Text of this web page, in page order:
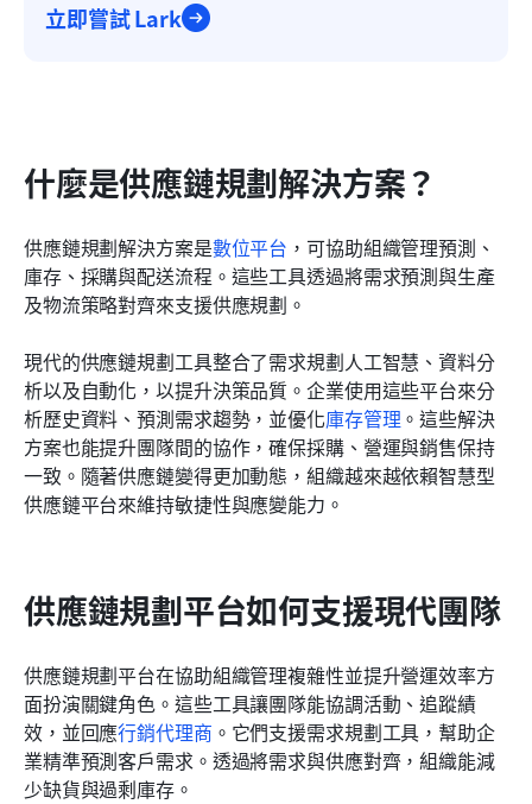
立即嘗試 Lark
什麼是供應鏈規劃解決方案？
供應鏈規劃解決方案是數位平台 ，可協助組織管理預測、
庫存、採購與配送流程。這些工具透過將需求預測與生產
及物流策略對齊來支援供應規劃。
現代的供應鏈規劃工具整合了需求規劃人工智慧、資料分
析以及自動化，以提升決策品質。企業使用這些平台來分
析歷史資料、預測需求趨勢，並優化庫存管理 。這些解決
方案也能提升團隊間的協作，確保採購、營運與銷售保持
一致。隨著供應鏈變得更加動態，組織越來越依賴智慧型
供應鏈平台來維持敏捷性與應變能力。
供應鏈規劃平台如何支援現代團隊
供應鏈規劃平台在協助組織管理複雜性並提升營運效率方
面扮演關鍵角色。這些工具讓團隊能協調活動、追蹤績
效，並回應行銷代理商 。它們支援需求規劃工具，幫助企
業精準預測客戶需求。透過將需求與供應對齊，組織能減
少缺貨與過剩庫存。